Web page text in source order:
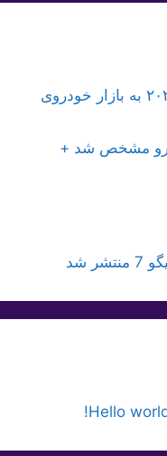
ورود تویوتا کرولا کراس هایبرید ۲۰۲۶ به بازار خودروی
مشخص شد +
شد
Hello